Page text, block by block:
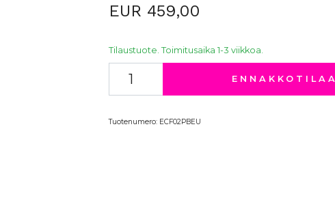
EUR 459,00
Tilaustuote. Toimitusaika 1-3 viikkoa.
ENNAKKOTILAA
Tuotenumero: ECF02PBEU